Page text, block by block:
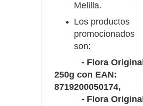
Melilla.
Los productos
promocionados
son:
- Flora Original
250g con EAN:
8719200050174,
- Flora Original